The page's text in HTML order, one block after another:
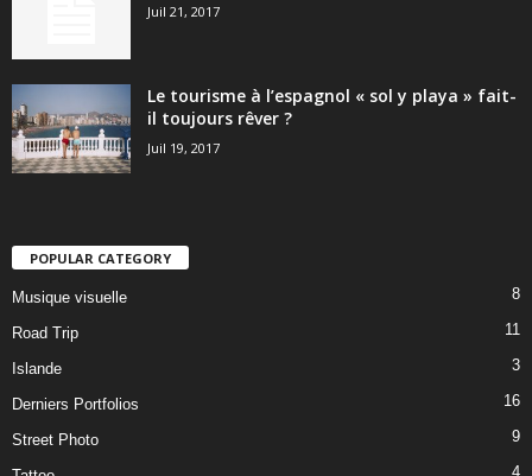
Juil 21, 2017
Le tourisme à l’espagnol « sol y playa » fait-
il toujours rêver ?
Juil 19, 2017
POPULAR CATEGORY
Musique visuelle 8
Road Trip 11
Islande 3
Derniers Portfolios 16
Street Photo 9
4